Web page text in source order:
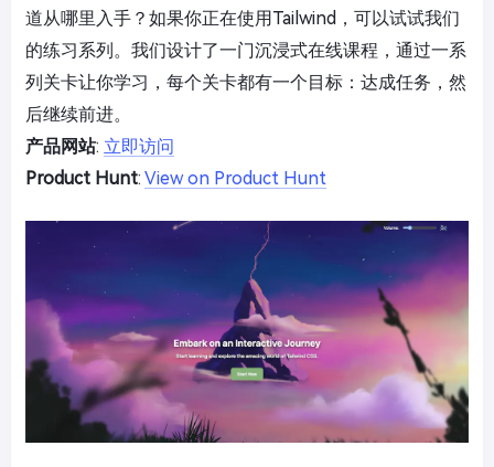
道从哪里入手？如果你正在使用Tailwind，可以试试我们
的练习系列。我们设计了一门沉浸式在线课程，通过一系
列关卡让你学习，每个关卡都有一个目标：达成任务，然
后继续前进。
产品网站: 立即访问
Product Hunt: View on Product Hunt